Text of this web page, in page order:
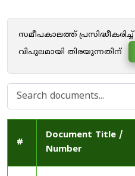
സമീപകാലത്ത് പ്രസിദ്ധീകരിച്ച്
വിപുലമായി തിരയുന്നതിന്
#
Document Title /
Number